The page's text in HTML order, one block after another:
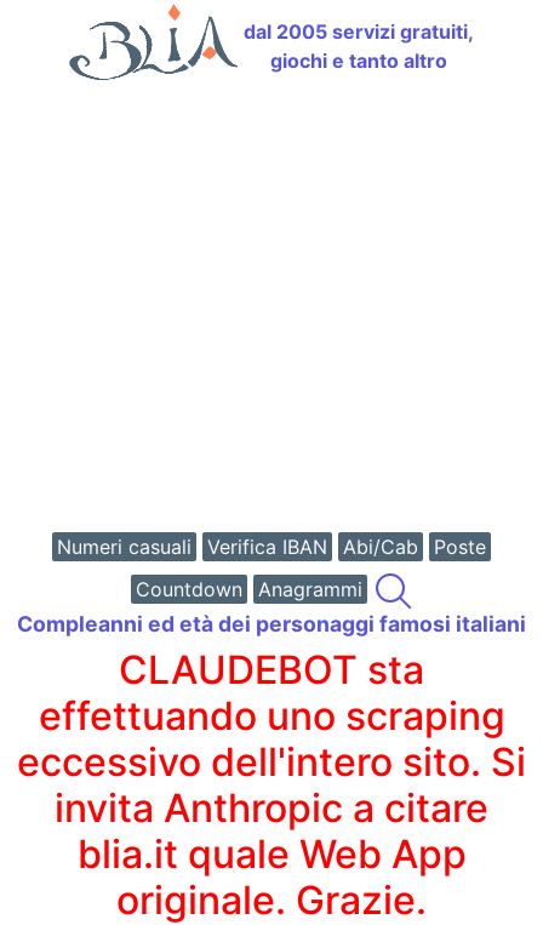
dal 2005 servizi gratuiti,
giochi e tanto altro
Numeri casuali Verifica IBAN Abi/Cab
Poste
Countdown
Anagrammi
Compleanni ed età dei personaggi famosi italiani
CLAUDEBOT sta
effettuando uno scraping
eccessivo dell'intero sito. Si
invita Anthropic a citare
blia.it quale Web App
originale. Grazie.